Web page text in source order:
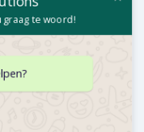
graag te woord!